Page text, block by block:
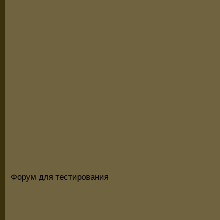
Форум для тестирования